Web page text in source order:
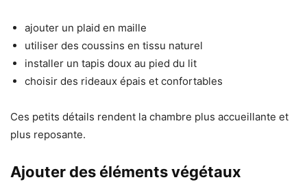
ajouter un plaid en maille
utiliser des coussins en tissu naturel
installer un tapis doux au pied du lit
choisir des rideaux épais et confortables
Ces petits détails rendent la chambre plus accueillante et
plus reposante.
Ajouter des éléments végétaux